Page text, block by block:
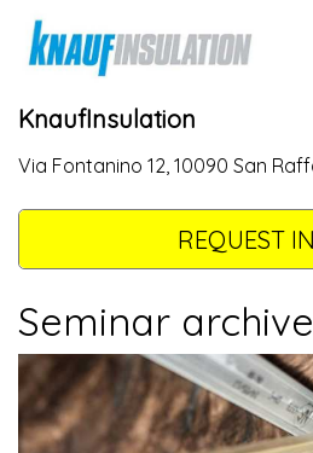
KnaufInsulation
Via Fontanino 12, 10090 San
REQUEST
Seminar archive